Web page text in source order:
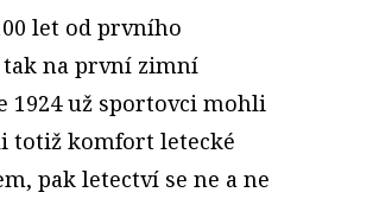
let od prvního
na první zimní
1924 už sportovci mohli
totiž komfort letecké
pak letectví se ne a ne